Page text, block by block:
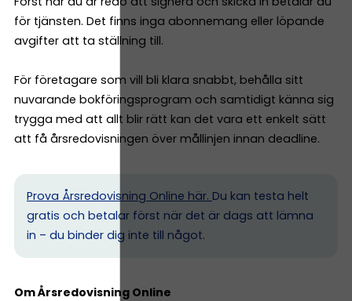
för tjänsten. Det finns inga abonnemang eller löpande
avgifter att ta ställning till.
För företagare som vill bli klara snabbt, behålla sitt
nuvarande bokföringsprogram och samtidigt känna sig
trygga med att allt blir rätt kan det vara ett enkelt sätt
att få årsredovisningen över mållinjen innan deadline.
Prova Årsredovisning Online här. Du kan testa helt
gratis och betalar först när det är dags att lämna
in – du binder dig inte till något.
Om Årsredovisning Online